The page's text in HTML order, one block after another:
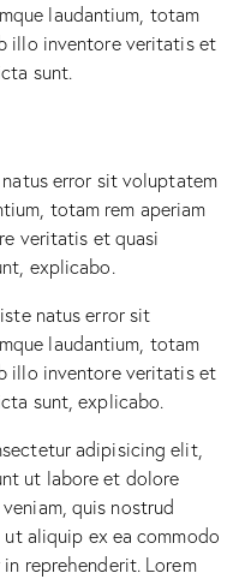
laudantium, totam
illo inventore veritatis et
sunt.
error sit voluptatem
totam rem aperiam
veritatis et quasi
explicabo.
natus error sit
laudantium, totam
illo inventore veritatis et
sunt, explicabo.
adipisicing elit,
ut labore et dolore
quis nostrud
aliquip ex ea commodo
reprehenderit. Lorem